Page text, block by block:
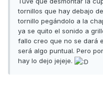
tornillos que hay debajo
tornillo pegándolo a la
ya se quito el sonido a
fallo creo que no se dará
será algo puntual. Pero
hay lo dejo jejeje.